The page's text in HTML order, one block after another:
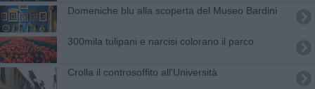
Domeniche blu alla scoperta del Museo Bardini
300mila tulipani e narcisi colorano il parco
Crolla il controsoffito all'Università